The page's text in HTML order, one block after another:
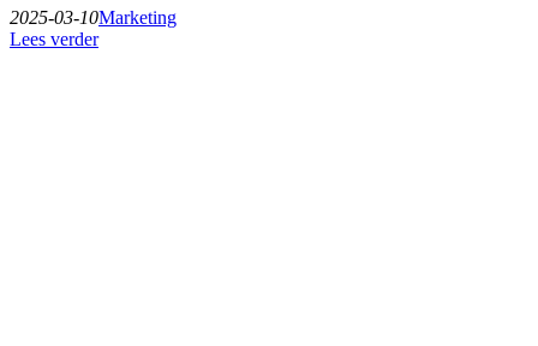
2025-03-10Marketing
Lees verder